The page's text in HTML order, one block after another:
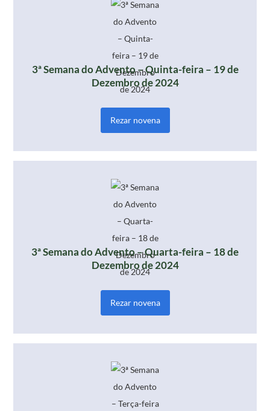
3ª Semana do Advento – Quinta-feira – 19 de
Dezembro de 2024
Rezar novena
3ª Semana do Advento – Quarta-feira – 18 de
Dezembro de 2024
Rezar novena